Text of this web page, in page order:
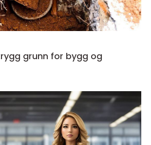
grunn for bygg og